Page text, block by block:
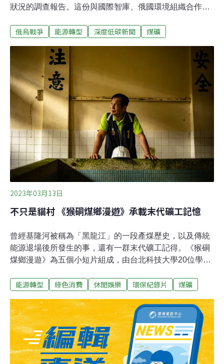
狀況的調查報告。這份與國際智庫、俄國環境組織合作的
於2022年宣布停止自俄國進口煤礦，其他企業如台泥、台
業若與美國OFAC（財政部外國資產控制辦公室）制裁名
單上的公司進行交易，將面臨次級制裁的風險。台灣成俄
國煤礦第五大買家 近年依賴不減反增化石燃料是俄羅斯的
重要經濟支柱之一。自俄烏戰爭開打以來，歐美多國陸續
對俄煤祭出禁運令及相關制裁。然而，根據能源與清潔空
氣研究中心（CREA）、環境權保障基金會、俄羅斯環境
組織Ecodefense合作發布報告指出，台灣在戰爭開打後，
仍是俄國重要煤礦買家。
俄烏戰爭 能源轉型 深度低碳新聞 煤礦
2023年03月13日
不只是貓村 《猴硐煤鄉漫遊》承載末代礦工記憶
曾經基隆河被稱為「黑龍江」的一段產煤歷史，以及傳統
能源退場後所發生的事，還有一群末代礦工記得。《猴硐
煤鄉漫遊》為五個小短片組成，由台北科技大學20位學生
昨（12日）在光點華山電影館舉辦映後座談，猴硐礦工、
礦工生命換來的，希望傳承重要史實，將這段歷史放入教
科書中。煤炭業沒落 礦工歷史還在嗎？位於新北市瑞芳區
的猴硐，過去是我國重要的產煤重鎮之一，隨著能源使用
逐漸以石油取代煤礦，各大礦坑陸續停產，猴硐也漸漸沒
落。首屆氣候變遷主題影展「氣候臨界影展」（Climate
能源轉型 綠色消費 休閒娛樂 環保紀錄片 煤礦